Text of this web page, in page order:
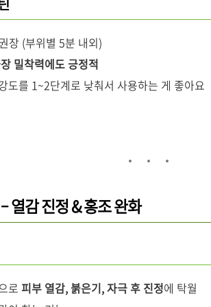
장 (부위별 5분 내외)
밀착력에도 긍정적
도를 1~2단계로 낮춰서 사용하는 게 좋아요
열감 진정 & 홍조 완화
로 피부 열감, 붉은기, 자극 후 진정에 탁월